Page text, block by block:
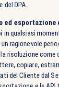
del DPA.
ed esportazione
in qualsiasi
ragionevole
risoluzione come
copiare,
del Cliente dal